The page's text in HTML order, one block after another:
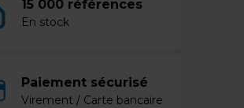
15 000 références
En stock
Paiement sécurisé
Virement / Carte bancaire